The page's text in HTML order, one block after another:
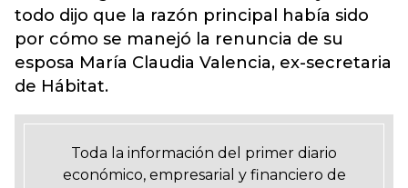
todo dijo que la razón principal había sido
por cómo se manejó la renuncia de su
esposa María Claudia Valencia, ex-secretaria
de Hábitat.
Toda la información del primer diario
económico, empresarial y financiero de